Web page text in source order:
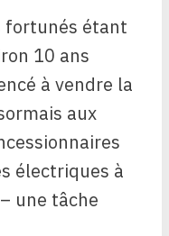
fortunés étant
10 ans
à vendre la
aux
électriques à
une tâche